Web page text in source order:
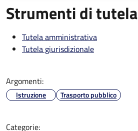
Strumenti di tutela
Tutela amministrativa
Tutela giurisdizionale
Argomenti:
Istruzione Trasporto pubblico
Categorie: